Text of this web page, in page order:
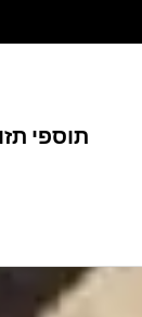
תוספי